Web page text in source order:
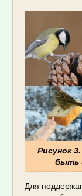
Рисунок
быть
Для